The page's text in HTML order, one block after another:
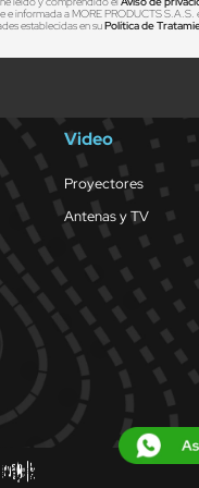
e informada a MORE PRODUCTS S.A.S.
establecidas en suPolítica de
Video
Proyectores
Antenas y TV